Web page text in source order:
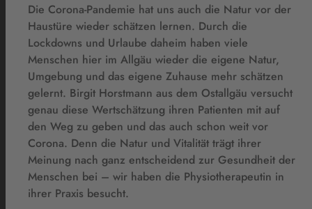
Die Corona-Pandemie hat uns auch die Natur vor der
Haustüre wieder schätzen lernen. Durch die
Lockdowns und Urlaube daheim haben viele
Menschen hier im Allgäu wieder die eigene Natur,
Umgebung und das eigene Zuhause mehr schätzen
gelernt. Birgit Horstmann aus dem Ostallgäu versucht
genau diese Wertschätzung ihren Patienten mit auf
den Weg zu geben und das auch schon weit vor
Corona. Denn die Natur und Vitalität trägt ihrer
Meinung nach ganz entscheidend zur Gesundheit der
Menschen bei – wir haben die Physiotherapeutin in
ihrer Praxis besucht.